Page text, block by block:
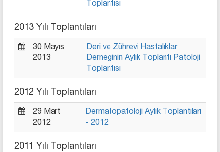
Toplantısı
2013 Yılı Toplantıları
30 Mayıs
2013
Deri ve Zührevi Hastalıklar
Derneğinin Aylık Toplantı Patoloji
Toplantısı
2012 Yılı Toplantıları
29 Mart
2012
Dermatopatoloji Aylık Toplantıları
- 2012
2011 Yılı Toplantıları